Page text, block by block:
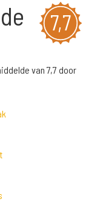
7,7
van 7,7 door